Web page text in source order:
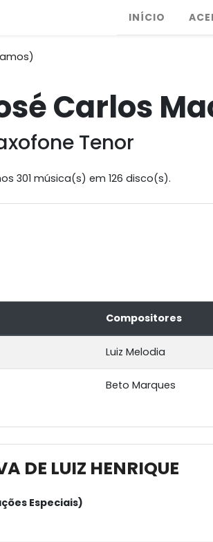
INÍCIO
Carlos
Tenor
301 música(s) em 126 disco(s).
Compositores
Luiz Melodia
Beto Marques
DE LUIZ HENRIQUE
Especiais)